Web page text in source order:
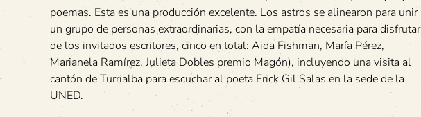
poemas. Esta es una producción excelente. Los astros se alinearon para unir
un grupo de personas extraordinarias, con la empatía necesaria para disfrutar
de los invitados escritores, cinco en total: Aida Fishman, María Pérez,
Marianela Ramírez, Julieta Dobles premio Magón), incluyendo una visita al
cantón de Turrialba para escuchar al poeta Erick Gil Salas en la sede de la
UNED.